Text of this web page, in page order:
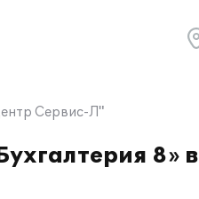
Сервис-Л"
8» в